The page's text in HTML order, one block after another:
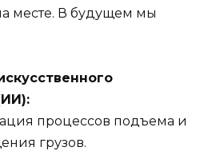
месте. В будущем мы
процессов подъема и
грузов.